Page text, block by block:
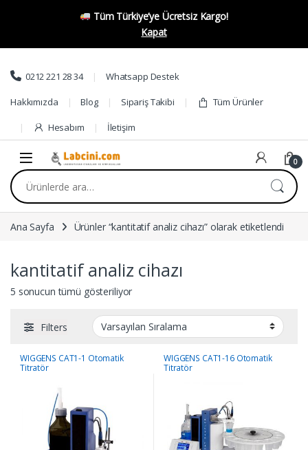
Tüm Türkiye’ye Ücretsiz Kargo!
Kapat
Skip to navigation
Skip to content
0212 221 28 34 Whatsapp Destek
Hakkımızda Blog Sipariş Takibi Tüm Ürünler
Hesabım İletişim
0
Ara:
Ana Sayfa Ürünler “kantitatif analiz cihazı” olarak etiketlendi
kantitatif analiz cihazı
5 sonucun tümü gösteriliyor
Filters
WIGGENS CAT1-1 Otomatik
Titratör
WIGGENS CAT1-16 Otomatik
Titratör